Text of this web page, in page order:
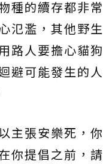
種的續存都非常
氾濫，其他野生
路人要擔心貓狗
避可能發生的人
主張安樂死，你
你提倡之前，請